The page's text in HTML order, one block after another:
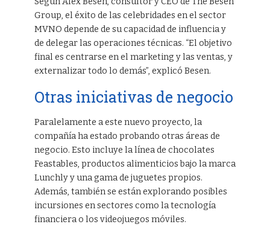
Group, el éxito de las celebridades en el sector
MVNO depende de su capacidad de influencia y
de delegar las operaciones técnicas. “El objetivo
final es centrarse en el marketing y las ventas, y
externalizar todo lo demás”, explicó Besen.
Otras iniciativas de negocio
Paralelamente a este nuevo proyecto, la
compañía ha estado probando otras áreas de
negocio. Esto incluye la línea de chocolates
Feastables, productos alimenticios bajo la marca
Lunchly y una gama de juguetes propios.
Además, también se están explorando posibles
incursiones en sectores como la tecnología
financiera o los videojuegos móviles.